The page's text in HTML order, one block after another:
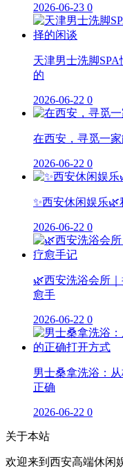
2026-06-23 0
天津男士洗脚
的
2026-06-22 0
在西安，寻觅一
2026-06-22 0
✨西安休闲娱乐
2026-06-22 0
🌿西安洗浴会所
愈手
2026-06-22 0
男士桑拿洗浴：
正确
2026-06-22 0
关于本站
欢迎来到西安高端休闲